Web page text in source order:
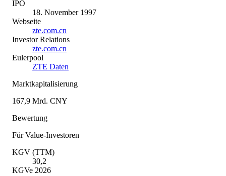
IPO
18. November 1997
Webseite
zte.com.cn
Investor Relations
zte.com.cn
Eulerpool
ZTE Daten
Marktkapitalisierung
167,9 Mrd. CNY
Bewertung
Für Value-Investoren
KGV (TTM)
30,2
KGVe 2026